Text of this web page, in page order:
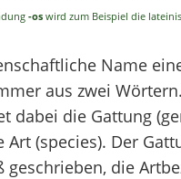
-os wird zum Beispiel die
Name
aus zwei
dabei die Gattung
Art (species). Der
geschrieben, die